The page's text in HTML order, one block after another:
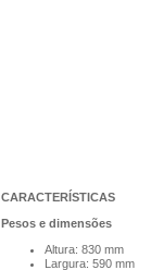
CARACTERÍSTICAS
Pesos e dimensões
Altura: 830 mm
Largura: 590 mm